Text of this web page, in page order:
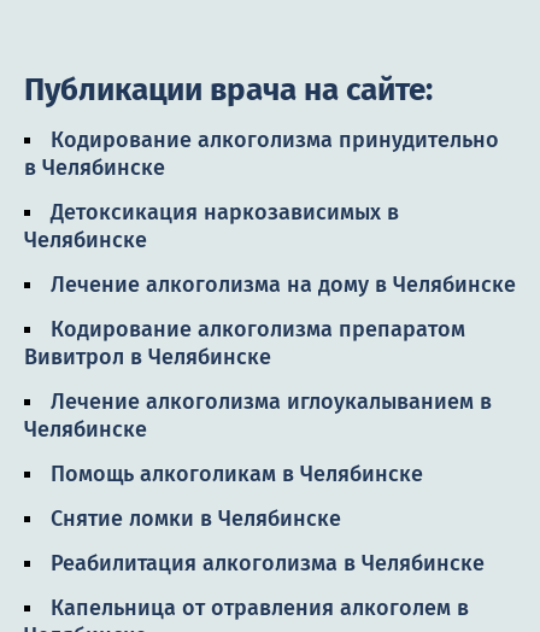
Публикации врача на сайте:
Кодирование алкоголизма принудительно
в Челябинске
Детоксикация наркозависимых в
Челябинске
Лечение алкоголизма на дому в Челябинске
Кодирование алкоголизма препаратом
Вивитрол в Челябинске
Лечение алкоголизма иглоукалыванием в
Челябинске
Помощь алкоголикам в Челябинске
Снятие ломки в Челябинске
Реабилитация алкоголизма в Челябинске
Капельница от отравления алкоголем в